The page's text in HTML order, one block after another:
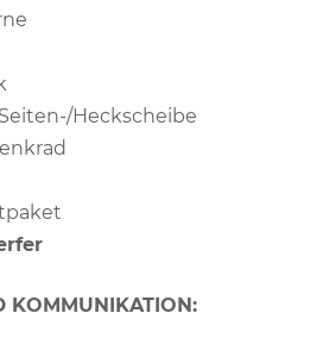
Heckscheibe
KOMMUNIKATION: